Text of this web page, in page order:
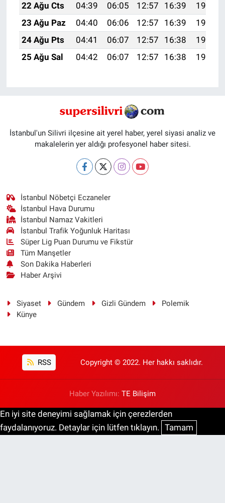
22 Ağu Cts
04:39 06:05 12:57 16:39
19:40
23 Ağu Paz
04:40 06:06 12:57 16:39
19:38
24 Ağu Pts
04:41 06:07 12:57 16:38
19:37
25 Ağu Sal
04:42 06:07 12:57 16:38 19:36
İstanbul'un Silivri ilçesine ait yerel haber, yerel siyasi analiz ve
makalelerin yer aldığı profesyonel haber sitesi.
İstanbul Nöbetçi Eczaneler
İstanbul Hava Durumu
İstanbul Namaz Vakitleri
İstanbul Trafik Yoğunluk Haritası
Süper Lig Puan Durumu ve Fikstür
Tüm Manşetler
Son Dakika Haberleri
Haber Arşivi
Siyaset Gündem Gizli Gündem
Polemik
Künye
RSS Copyright © 2022. Her hakkı saklıdır.
Haber Yazılımı: TE Bilişim
En iyi site deneyimi sağlamak için çerezlerden
faydalanıyoruz. Detaylar için lütfen tıklayın. Tamam